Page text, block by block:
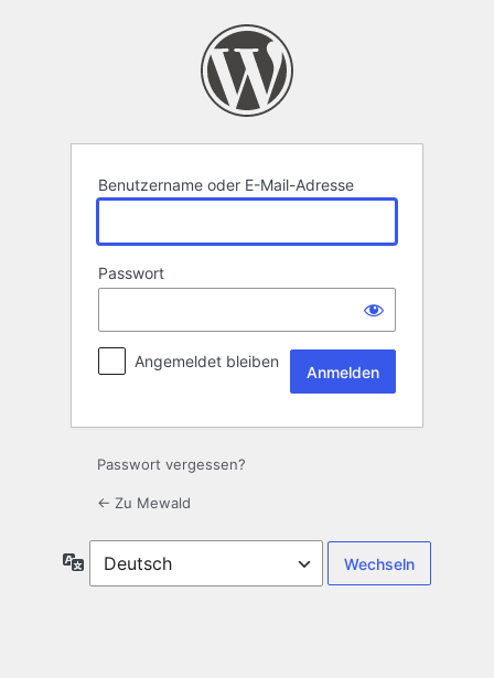
Benutzername oder E-Mail-Adresse
Passwort
Angemeldet bleiben
Passwort vergessen?
← Zu Mewald
Sprache